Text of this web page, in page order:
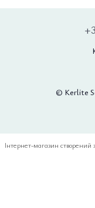
© Kerlite
Інтернет-магазин створений